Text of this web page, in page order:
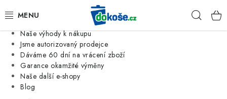
Jsme tradiční česká firma
Naše výhody k nákupu
Jsme autorizovaný prodejce
Dáváme 60 dní na vrácení zboží
Garance okamžité výměny
Naše další e-shopy
Blog
KOŠE
SÁČKY